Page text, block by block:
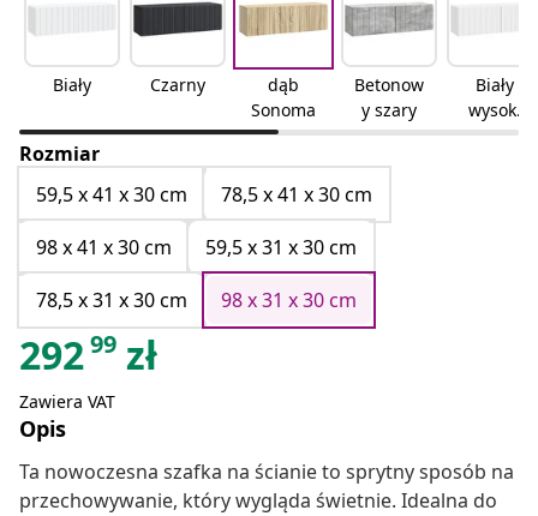
Biały Czarny
dąb
Sonoma
Betonow
y szary
Biały
wysoki
połysk
Rozmiar
59,5 x 41 x 30 cm
78,5 x 41 x 30 cm
98 x 41 x 30 cm
59,5 x 31 x 30 cm
78,5 x 31 x 30 cm
98 x 31 x 30 cm
29299 zł
Zawiera VAT
Opis
Ta nowoczesna szafka na ścianie to sprytny sposób na
przechowywanie, który wygląda świetnie. Idealna do